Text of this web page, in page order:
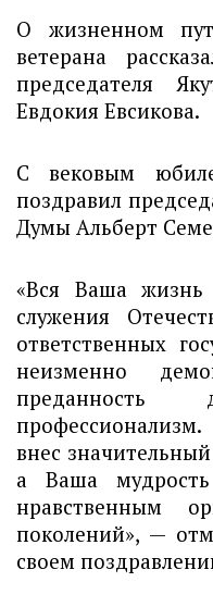
О жизненном
ветерана
председателя
Евдокия Евсикова.
С вековым
поздравил
Думы Альберт
«Вся Ваша жизнь
служения
ответственных
неизменно
внес
а Ваша
нравственным
поколений», —
своем